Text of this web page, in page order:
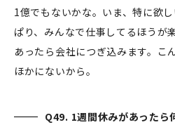
1億でもないかな。いま、特に欲
ぱり、みんなで仕事してるほうが
あったら会社につぎ込みます。こ
ほかにないから。
Q49. 1週間休みがあったら